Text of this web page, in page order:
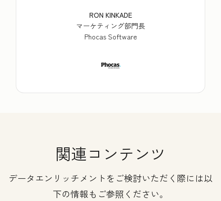
RON KINKADE
マーケティング部門長
Phocas Software
関連コンテンツ
データエンリッチメントをご検討いただく際には以
下の情報もご参照ください。